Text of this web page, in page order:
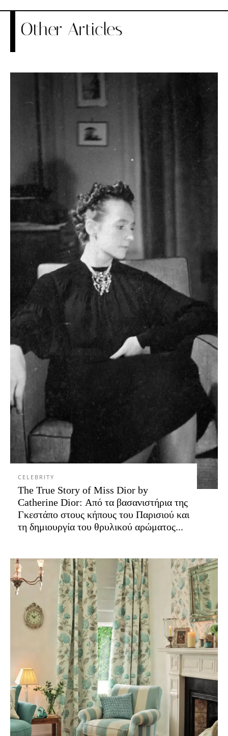
Other Articles
CELEBRITY
The True Story of Miss Dior by
Catherine Dior: Από τα βασανιστήρια της
Γκεστάπο στους κήπους του Παρισιού και
τη δημιουργία του θρυλικού αρώματος...